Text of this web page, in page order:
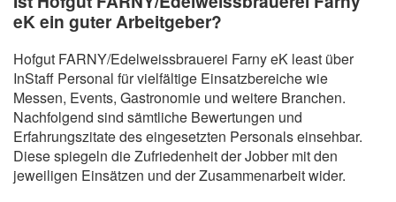
eK ein guter Arbeitgeber?
Hofgut FARNY/Edelweissbrauerei Farny eK least über
InStaff Personal für vielfältige Einsatzbereiche wie
Messen, Events, Gastronomie und weitere Branchen.
Nachfolgend sind sämtliche Bewertungen und
Erfahrungszitate des eingesetzten Personals einsehbar.
Diese spiegeln die Zufriedenheit der Jobber mit den
jeweiligen Einsätzen und der Zusammenarbeit wider.